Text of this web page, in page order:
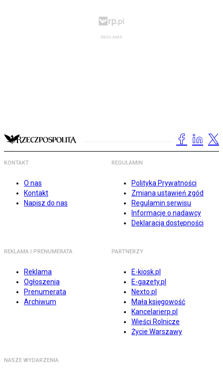
KONTAKT
O nas
Kontakt
Napisz do nas
REGULAMIN
Polityka Prywatności
Zmiana ustawień zgód
Regulamin serwisu
Informacje o nadawcy
Deklaracja dostępności
REKLAMA I PRENUMERATA
Reklama
Ogłoszenia
Prenumerata
Archiwum
PARTNERZY
E-kiosk.pl
E-gazety.pl
Nexto.pl
Mała księgowość
Kancelarierp.pl
Wieści Rolnicze
Życie Warszawy
NASZE WYDARZENIA